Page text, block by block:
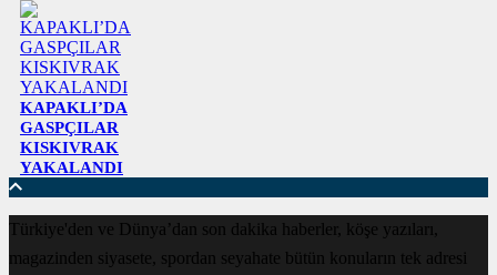
KAPAKLI’DA
GASPÇILAR
KISKIVRAK
YAKALANDI
Türkiye'den ve Dünya’dan son dakika haberler, köşe yazıları,
magazinden siyasete, spordan seyahate bütün konuların tek adresi